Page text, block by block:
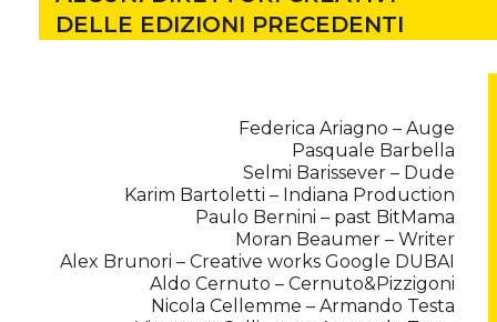
DELLE EDIZIONI PRECEDENTI
Federica Ariagno – Auge
Pasquale Barbella
Selmi Barissever – Dude
Karim Bartoletti – Indiana Production
Paulo Bernini – past BitMama
Moran Beaumer – Writer
Alex Brunori – Creative works Google DUBAI
Aldo Cernuto – Cernuto&Pizzigoni
Nicola Cellemme – Armando Testa